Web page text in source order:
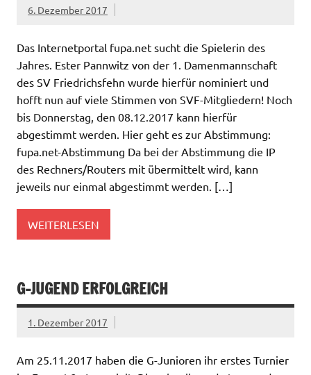
6. Dezember 2017
Das Internetportal fupa.net sucht die Spielerin des
Jahres. Ester Pannwitz von der 1. Damenmannschaft
des SV Friedrichsfehn wurde hierfür nominiert und
hofft nun auf viele Stimmen von SVF-Mitgliedern! Noch
bis Donnerstag, den 08.12.2017 kann hierfür
abgestimmt werden. Hier geht es zur Abstimmung:
fupa.net-Abstimmung Da bei der Abstimmung die IP
des Rechners/Routers mit übermittelt wird, kann
jeweils nur einmal abgestimmt werden. […]
WEITERLESEN
G-JUGEND ERFOLGREICH
1. Dezember 2017
Am 25.11.2017 haben die G-Junioren ihr erstes Turnier